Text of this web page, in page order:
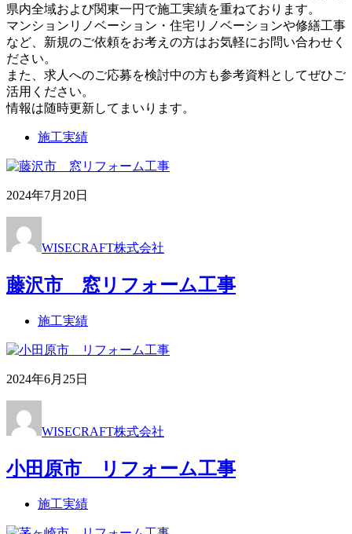
県内全域および関東一円で施工実績を重ねております。
マンションリノベーション・住宅リノベーションや修繕工事
など、新規のご依頼をお考えの方はお気軽にお問い合わせく
ださい。
また、求人へのご応募を検討中の方も参考資料としてぜひご
活用ください。
情報は随時更新してまいります。
施工実績
2024年7月20日
WISECRAFT株式会社
藤沢市 窓リフォーム工事
施工実績
2024年6月25日
WISECRAFT株式会社
小田原市 リフォーム工事
施工実績